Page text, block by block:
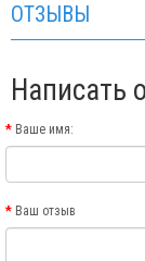
ОТЗЫВЫ
Написать
Ваше имя:
Ваш отзыв